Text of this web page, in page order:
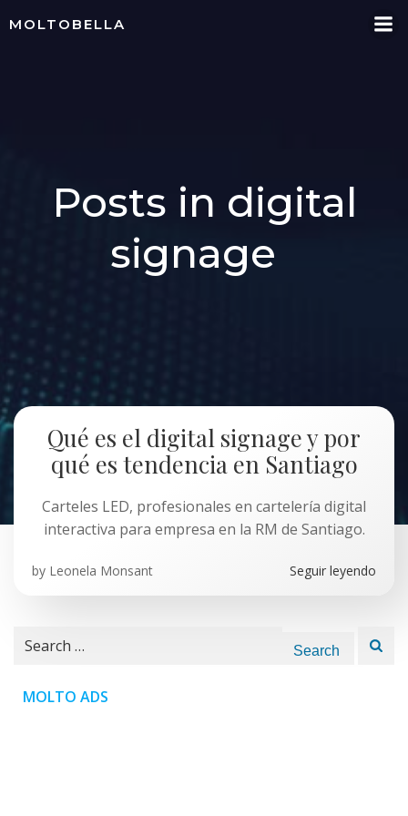
MOLTOBELLA
Posts in digital
signage
Qué es el digital signage y por
qué es tendencia en Santiago
Carteles LED, profesionales en cartelería digital
interactiva para empresa en la RM de Santiago.
by Leonela Monsant Seguir leyendo
Search
MOLTO ADS